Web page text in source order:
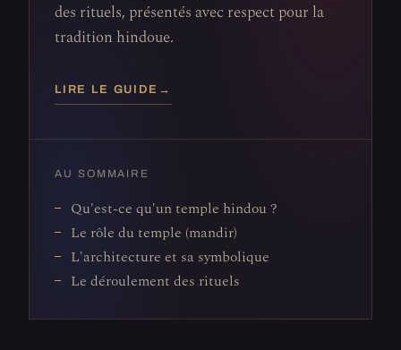
des rituels, présentés avec respect pour la
tradition hindoue.
LIRE LE GUIDE →
AU SOMMAIRE
Qu'est-ce qu'un temple hindou ?
Le rôle du temple (mandir)
L'architecture et sa symbolique
Le déroulement des rituels